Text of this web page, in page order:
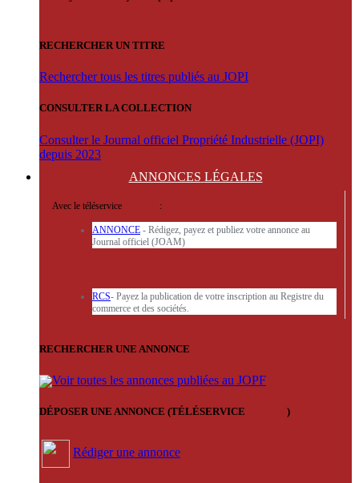
RECHERCHER UN TITRE
Rechercher tous les titres publiés au JOPI
CONSULTER LA COLLECTION
Consulter le Journal officiel Propriété Industrielle (JOPI)
depuis 2023
ANNONCES LÉGALES
Avec le téléservice :
ANNONCE - Rédigez, payez et publiez votre annonce au
Journal officiel (JOAM)
RCS- Payez la publication de votre inscription au Registre du
commerce et des sociétés.
RECHERCHER UNE ANNONCE
Voir toutes les annonces publiées au JOPF
DÉPOSER UNE ANNONCE (TÉLÉSERVICE )
Rédiger une annonce